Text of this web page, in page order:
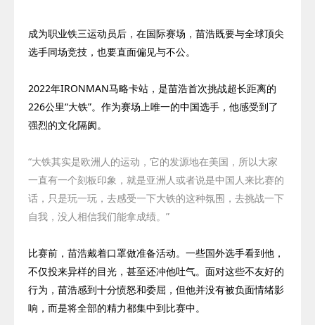
成为职业铁三运动员后，在国际赛场，苗浩既要与全球顶尖
选手同场竞技，也要直面偏见与不公。
2022年IRONMAN马略卡站，是苗浩首次挑战超长距离的
226公里“大铁”。作为赛场上唯一的中国选手，他感受到了
强烈的文化隔阂。
“大铁其实是欧洲人的运动，它的发源地在美国，所以大家
一直有一个刻板印象，就是亚洲人或者说是中国人来比赛的
话，只是玩一玩，去感受一下大铁的这种氛围，去挑战一下
自我，没人相信我们能拿成绩。”
比赛前， 苗浩戴着口罩做准备活动。一些国外选手看到他，
不仅投来异样的目光，甚至还冲他吐气。面对这些不友好的
行为，苗浩感到十分愤怒和委屈，但他并没有被负面情绪影
响，而是将全部的精力都集中到比赛中。